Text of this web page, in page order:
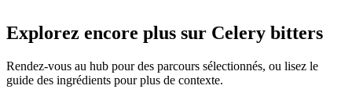
Explorez encore plus sur Celery bitters
Rendez-vous au hub pour des parcours sélectionnés, ou lisez le
guide des ingrédients pour plus de contexte.